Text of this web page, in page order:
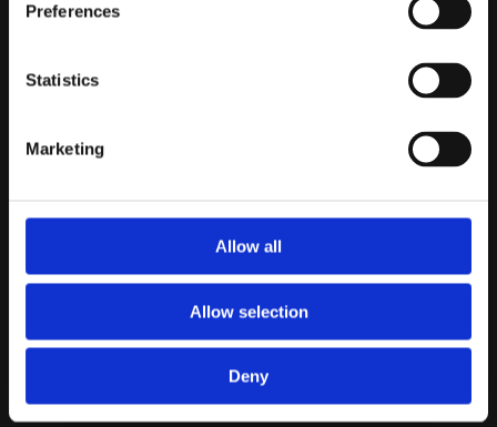
Preferences
Statistics
Marketing
Allow all
Allow selection
Deny
Demobilar
Köpvillkor
Lagershoppar